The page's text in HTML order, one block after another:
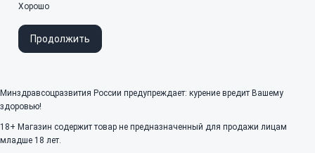
Хорошо
Продолжить
Минздравсоцразвития России предупреждает: курение вредит Вашему
здоровью!
18+ Магазин содержит товар не предназначенный для продажи лицам
младше 18 лет.